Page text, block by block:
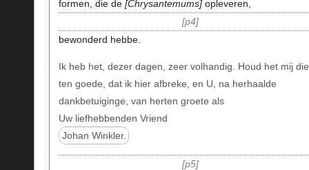
formen, die de Chrysantemums opleveren,
p4
bewonderd hebbe.
Ik heb het, dezer dagen, zeer volhandig. Houd het mij
ten goede, dat ik hier afbreke, en U, na herhaalde
dankbetuiginge, van herten groete als
Uw liefhebbenden Vriend
Johan Winkler.
p5